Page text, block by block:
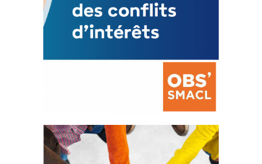
La prévention des conflits
d’intérêts
18 septembre 2023